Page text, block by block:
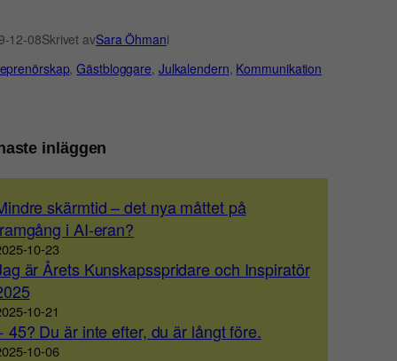
12-08Skrivet avSara Öhmani
, Gästbloggare, Julkalendern, Kommunikation
inläggen
skärmtid – det nya måttet på
i AI-eran?
10-23
är Årets Kunskapsspridare och Inspiratör
10-21
45? Du är inte efter, du är långt före.
10-06